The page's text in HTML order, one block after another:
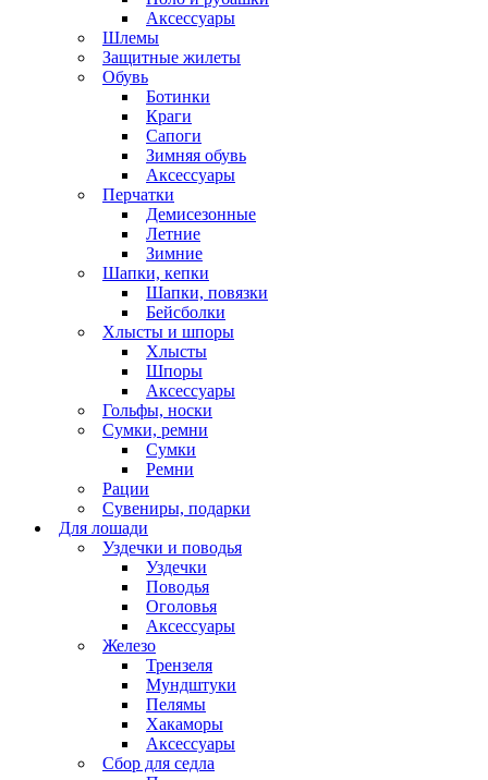
Аксессуары
Шлемы
Защитные жилеты
Обувь
Ботинки
Краги
Сапоги
Зимняя обувь
Аксессуары
Перчатки
Демисезонные
Летние
Зимние
Шапки, кепки
Шапки, повязки
Бейсболки
Хлысты и шпоры
Хлысты
Шпоры
Аксессуары
Гольфы, носки
Сумки, ремни
Сумки
Ремни
Рации
Сувениры, подарки
Для лошади
Уздечки и поводья
Уздечки
Поводья
Оголовья
Аксессуары
Железо
Трензеля
Мундштуки
Пелямы
Хакаморы
Аксессуары
Сбор для седла